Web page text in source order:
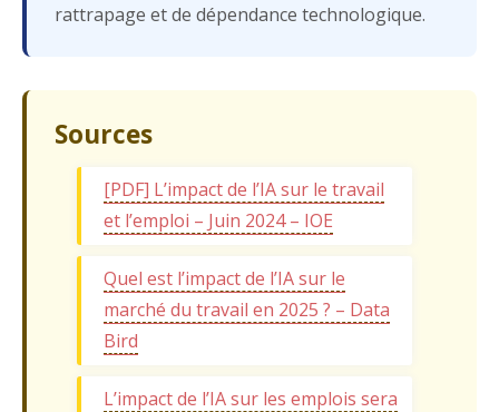
rattrapage et de dépendance technologique.
Sources
[PDF] L’impact de l’IA sur le travail
et l’emploi – Juin 2024 – IOE
Quel est l’impact de l’IA sur le
marché du travail en 2025 ? – Data
Bird
L’impact de l’IA sur les emplois sera